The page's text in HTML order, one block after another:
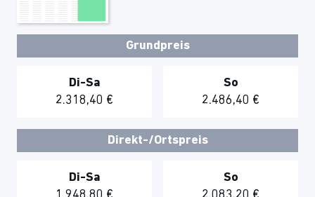
Grundpreis
Di-Sa
2.318,40 €
So
2.486,40 €
Direkt-/Ortspreis
Di-Sa
So